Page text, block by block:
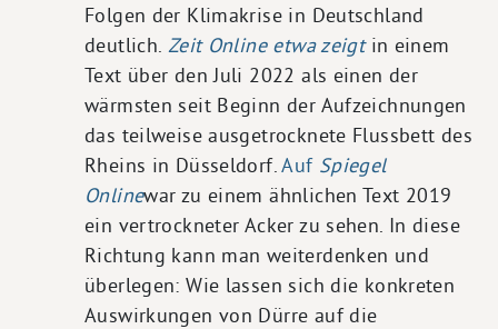
Folgen der Klimakrise in Deutschland
deutlich. Zeit Online etwa zeigtin einem
Text über den Juli 2022 als einen der
wärmsten seit Beginn der Aufzeichnungen
das teilweise ausgetrocknete Flussbett des
Rheins in Düsseldorf.Auf Spiegel
Onlinewar zu einem ähnlichen Text 2019
ein vertrockneter Acker zu sehen. In diese
Richtung kann man weiterdenken und
überlegen: Wie lassen sich die konkreten
Auswirkungen von Dürre auf die